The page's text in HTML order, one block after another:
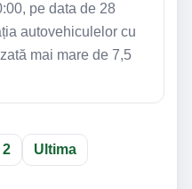
pe data de 28
autovehiculelor cu
mai mare de 7,5
2 Ultima